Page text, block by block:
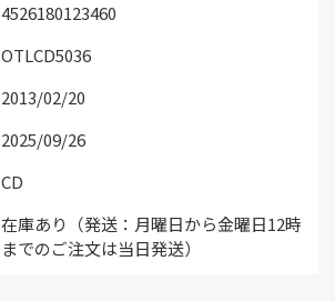
4526180123460
OTLCD5036
2013/02/20
2025/09/26
CD
在庫あり（発送：月曜日から金曜日12時
までのご注文は当日発送）